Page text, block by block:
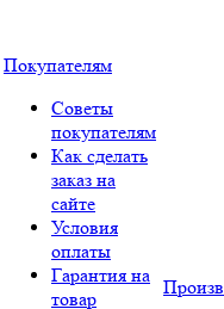
Покупателям
Советы
покупателям
Как сделать
заказ на
сайте
Условия
оплаты
Гарантия на
товар